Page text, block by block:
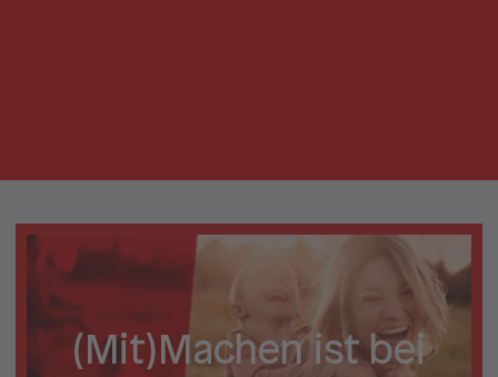
(Mit)Machen ist bei